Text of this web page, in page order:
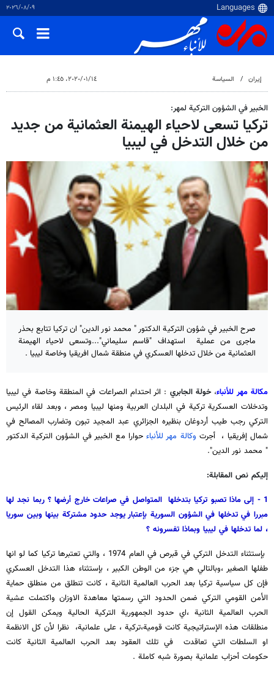
٠٩‏/٠٨‏/٢٠٢٦
إيران السياسة ١٤‏/٠١‏/٢٠٢٠، ١:٤٥ م
الخبير في الشؤون التركية لمهر:
تركيا تسعى لاحياء الهيمنة العثمانية من جديد
من خلال التدخل في ليبيا
صرح الخبير في شؤون التركية الدكتور " محمد نور الدين" ان تركيا تتابع بحذر
ماجرى من عملية استهداف "قاسم سليماني"...وتسعى لاحياء الهيمنة
العثمانية من خلال تدخلها العسكري في منطقة شمال افريقيا وخاصة ليبيا .
مكالة مهر للأنباء،خولة الجابري : اثر احتدام الصراعات في المنطقة وخاصة في ليبيا
وتدخلات العسكرية تركية في البلدان العربية ومنها ليبيا ومصر ، وبعد لقاء الرئيس
التركي رجب طيب أردوغان بنظيره الجزائري عبد المجيد تبون وتضارب المصالح في
شمال إفريقيا ، أجرت وكالة مهر للأنباء حوارا مع الخبير في الشؤون التركية الدكتور
" محمد نور الدين".
إليكم نص المقابلة:
1 - إلى ماذا تصبو تركيا بتدخلها المتواصل في صراعات خارج أرضها ؟ ربما نجد لها
مبررا في تدخلها في الشؤون السورية بإعتبار يوجد حدود مشتركة بينها وبين سوريا
، لما تدخلها في ليبيا وبماذا تفسرونه ؟
بإستثناء التدخل التركي في قبرص في العام 1974 ، والتي تعتبرها تركيا كما لو انها
طفلها الصغير ،وبالتالي هي جزء من الوطن الكبير ، بإستثناء هذا التدخل العسكري
فإن كل سياسية تركيا بعد الحرب العالمية الثانية ، كانت تنطلق من منطلق حماية
الأمن القومي التركي ضمن الحدود التي رسمتها معاهدة الاوزان واكتملت عشية
الحرب العالمية الثانية ،اي حدود الجمهورية التركية الحالية ويمكن القول إن
منطلقات هذه الإستراتيجية كانت قومية،تركية ، على علمانية، نظرا لأن كل الانظمة
او السلطات التي تعاقدت في تلك العقود بعد الحرب العالمية الثانية كانت
حكومات أحزاب علمانية بصورة شبه كاملة .